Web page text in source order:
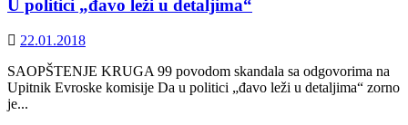
tunela
alternativa
Pelješkog
mosta
U politici „đavo leži u detaljima“
22.01.2018
SAOPŠTENJE KRUGA 99 povodom skandala sa odgovorima na
Upitnik Evroske komisije Da u politici „đavo leži u detaljima“ zorno
je...